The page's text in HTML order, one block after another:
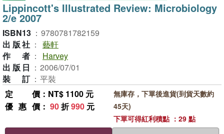
Lippincott's Illustrated Review: Microbiology
2/e 2007
ISBN13 ： 9780781782159
出版社 ： 藝軒
作者 ：
Harvey
出版日 ： 2006/07/01
裝訂 ： 平裝
定價 ：NT$ 1100 元
優惠價 ： 90折990 元
無庫存，下單後進貨(到貨天數約
45天)
下單可得紅利積點 ：29 點